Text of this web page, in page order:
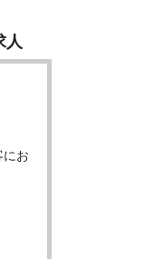
人
にお